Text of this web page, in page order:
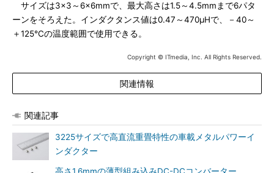
サイズは3×3～6×6mmで、最大高さは1.5～4.5mmまで6パタ
ーンをそろえた。インダクタンス値は0.47～470μHで、－40～
＋125℃の温度範囲で使用できる。
Copyright © ITmedia, Inc. All Rights Reserved.
関連情報
関連記事
3225サイズで高直流重畳特性の車載メタルパワーイ
ンダクター